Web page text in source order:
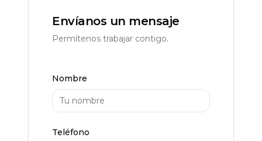
Envíanos un mensaje
Permítenos trabajar contigo.
Nombre
Teléfono